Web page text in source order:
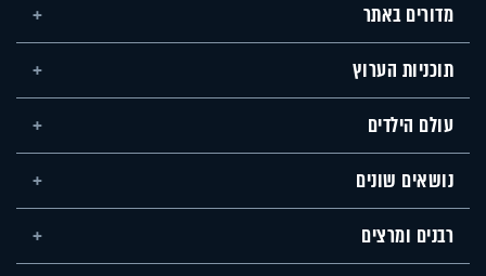
מדורים באתר
תוכניות הערוץ
עולם הילדים
נושאים שונים
רבנים ומרצים